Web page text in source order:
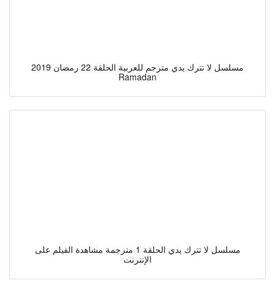
مسلسل لا تترك يدي مترجم للعربية الحلقة 22 رمضان 2019
Ramadan
مسلسل لا تترك يدي الحلقة 1 مترجمة مشاهدة الفيلم على
الإنترنت